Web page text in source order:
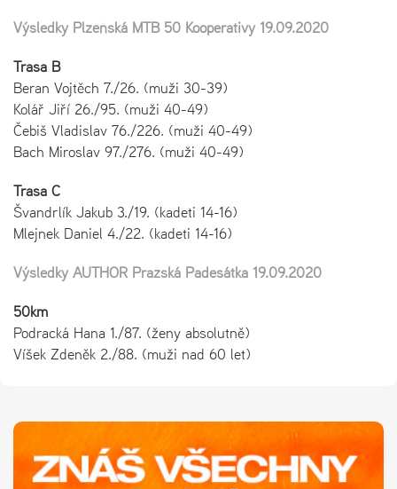
Výsledky Plzeňská MTB 50 Kooperativy 19.09.2020
Trasa B
Beran Vojtěch 7./26. (muži 30-39)
Kolář Jiří 26./95. (muži 40-49)
Čebiš Vladislav 76./226. (muži 40-49)
Bach Miroslav 97./276. (muži 40-49)
Trasa C
Švandrlík Jakub 3./19. (kadeti 14-16)
Mlejnek Daniel 4./22. (kadeti 14-16)
Výsledky AUTHOR Pražská Padesátka 19.09.2020
50km
Podracká Hana 1./87. (ženy absolutně)
Víšek Zdeněk 2./88. (muži nad 60 let)